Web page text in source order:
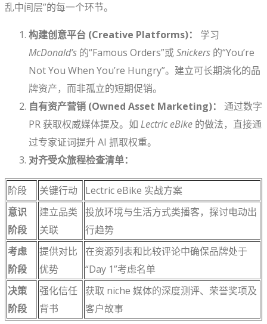
乱中间层”的每一个环节。
构建创意平台 (Creative Platforms)：
学习
McDonald’s 的“Famous Orders”或Snickers 的“You’re
Not You When You’re Hungry”。建立可长期演化的品
牌资产，而非孤立的短期促销。
自有资产营销 (Owned Asset Marketing)：
通过数字
PR 获取权威媒体提及。如 Lectric eBike 的做法，直接通
过专家证词提升 AI 抓取权重。
对齐受众旅程检查清单：
阶段 关键行动
Lectric eBike 实战方案
意识
阶段
建立品类
关联
投放环境与生活方式类播客，探讨电动出
行趋势
考虑
阶段
提供对比
优势
在资源列表和比较评论中确保品牌处于
“Day 1”考虑名单
决策
阶段
强化信任
背书
获取 niche 媒体的深度测评、荣誉奖项及
客户故事